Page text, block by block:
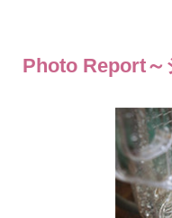
Photo Report